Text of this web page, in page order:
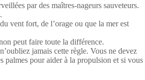
par des maîtres-nageurs sauveteurs.
vent fort, de l’orage ou que la mer est
peut faire toute la différence.
jamais cette règle. Vous ne devez
palmes pour aider à la propulsion et si vous